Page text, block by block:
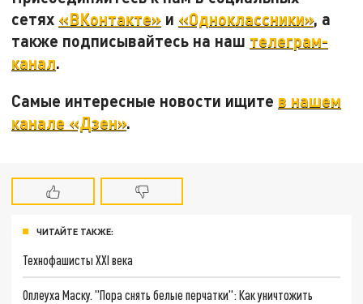
сетях «ВКонтакте» и «Одноклассники», а
также подписывайтесь на наш телеграм-
канал.
Самые интересные новости ищите в нашем
канале «Дзен».
ЧИТАЙТЕ ТАКЖЕ:
Технофашисты XXI века
Оплеуха Маску. "Пора снять белые перчатки": Как уничтожить